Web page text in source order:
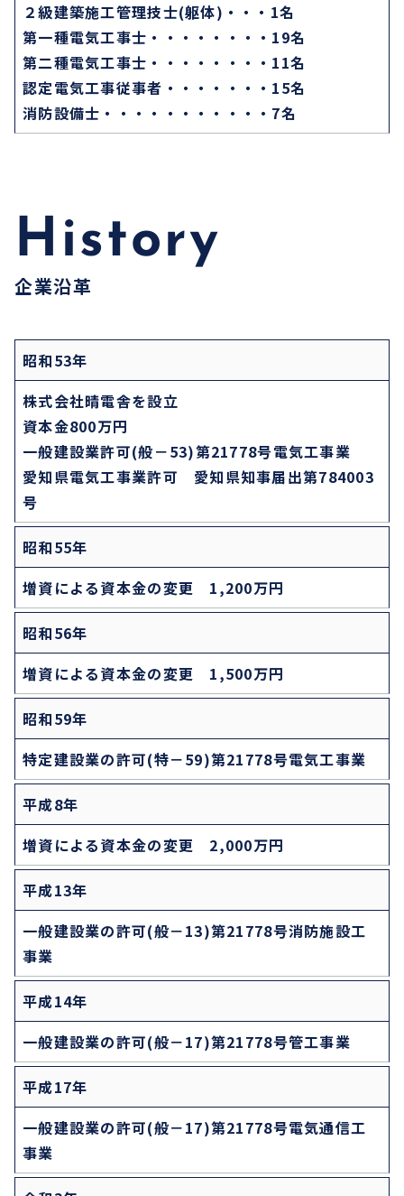
２級建築施工管理技士(躯体)・・・1名
第一種電気工事士・・・・・・・・19名
第二種電気工事士・・・・・・・・11名
認定電気工事従事者・・・・・・・15名
消防設備士・・・・・・・・・・・7名
History
企業沿革
昭和53年
株式会社晴電舎を設立
資本金800万円
一般建設業許可(般－53)第21778号電気工事業
愛知県電気工事業許可 愛知県知事届出第784003
号
昭和55年
増資による資本金の変更 1,200万円
昭和56年
増資による資本金の変更 1,500万円
昭和59年
特定建設業の許可(特－59)第21778号電気工事業
平成8年
増資による資本金の変更 2,000万円
平成13年
一般建設業の許可(般－13)第21778号消防施設工
事業
平成14年
一般建設業の許可(般－17)第21778号管工事業
平成17年
一般建設業の許可(般－17)第21778号電気通信工
事業